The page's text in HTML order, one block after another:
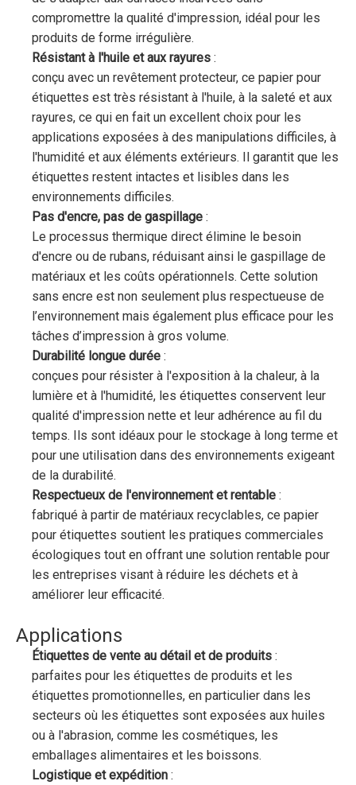
compromettre la qualité d'impression, idéal pour les
produits de forme irrégulière.
Résistant à l'huile et aux rayures :
conçu avec un revêtement protecteur, ce papier pour
étiquettes est très résistant à l'huile, à la saleté et aux
rayures, ce qui en fait un excellent choix pour les
applications exposées à des manipulations difficiles, à
l'humidité et aux éléments extérieurs. Il garantit que les
étiquettes restent intactes et lisibles dans les
environnements difficiles.
Pas d'encre, pas de gaspillage :
Le processus thermique direct élimine le besoin
d'encre ou de rubans, réduisant ainsi le gaspillage de
matériaux et les coûts opérationnels. Cette solution
sans encre est non seulement plus respectueuse de
l’environnement mais également plus efficace pour les
tâches d’impression à gros volume.
Durabilité longue durée :
conçues pour résister à l'exposition à la chaleur, à la
lumière et à l'humidité, les étiquettes conservent leur
qualité d'impression nette et leur adhérence au fil du
temps. Ils sont idéaux pour le stockage à long terme et
pour une utilisation dans des environnements exigeant
de la durabilité.
Respectueux de l'environnement et rentable :
fabriqué à partir de matériaux recyclables, ce papier
pour étiquettes soutient les pratiques commerciales
écologiques tout en offrant une solution rentable pour
les entreprises visant à réduire les déchets et à
améliorer leur efficacité.
Applications
Étiquettes de vente au détail et de produits :
parfaites pour les étiquettes de produits et les
étiquettes promotionnelles, en particulier dans les
secteurs où les étiquettes sont exposées aux huiles
ou à l'abrasion, comme les cosmétiques, les
emballages alimentaires et les boissons.
Logistique et expédition :